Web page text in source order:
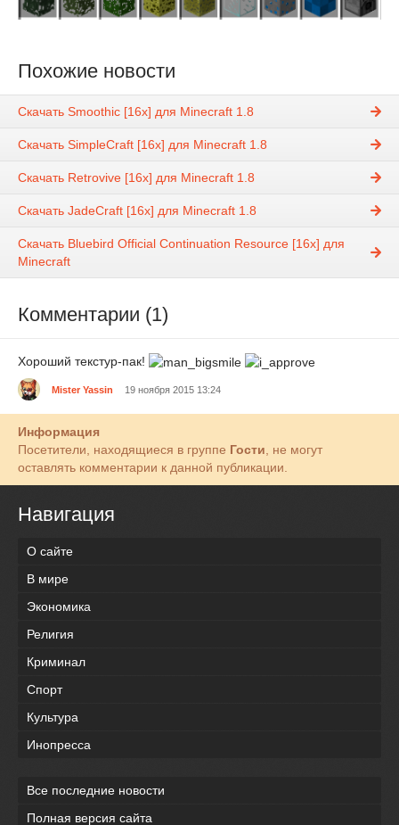
Похожие новости
Скачать Smoothic [16x] для Minecraft 1.8
Скачать SimpleCraft [16x] для Minecraft 1.8
Скачать Retrovive [16x] для Minecraft 1.8
Скачать JadeCraft [16x] для Minecraft 1.8
Скачать Bluebird Official Continuation Resource [16x] для
Minecraft
Комментарии (1)
Хороший текстур-пак!
Mister Yassin 19 ноября 2015 13:24
Информация
Посетители, находящиеся в группе Гости , не могут
оставлять комментарии к данной публикации.
Навигация
О сайте
В мире
Экономика
Религия
Криминал
Спорт
Культура
Инопресса
Все последние новости
Полная версия сайта